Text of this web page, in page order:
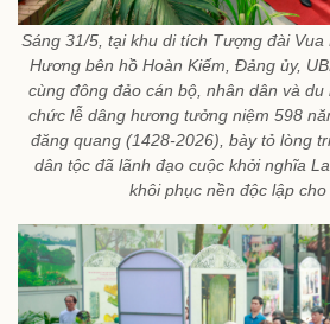
Sáng 31/5, tại khu di tích Tượng đài
Hương bên hồ Hoàn Kiếm, Đảng ủy,
cùng đông đảo cán bộ, nhân dân và
chức lễ dâng hương tưởng niệm 598
đăng quang (1428-2026), bày tỏ lòng
dân tộc đã lãnh đạo cuộc khởi nghĩa
khôi phục nền độc lập cho